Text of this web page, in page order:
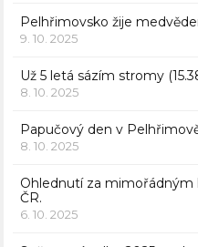
Pelhřimovsko žije
9. 10. 2025
Už 5 letá sázím stromy
8. 10. 2025
Papučový den v
8. 10. 2025
Ohlednutí za mimořádným
ČR.
6. 10. 2025